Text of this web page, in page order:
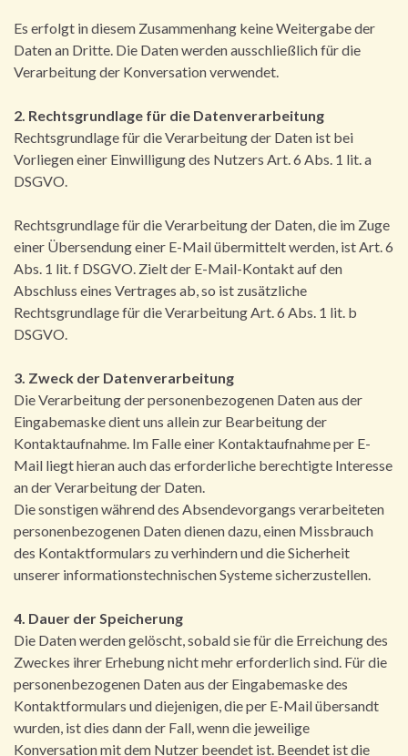
Es erfolgt in diesem Zusammenhang keine Weitergabe der
Daten an Dritte. Die Daten werden ausschließlich für die
Verarbeitung der Konversation verwendet.
2. Rechtsgrundlage für die Datenverarbeitung
Rechtsgrundlage für die Verarbeitung der Daten ist bei
Vorliegen einer Einwilligung des Nutzers Art. 6 Abs. 1 lit. a
DSGVO.
Rechtsgrundlage für die Verarbeitung der Daten, die im Zuge
einer Übersendung einer E-Mail übermittelt werden, ist Art. 6
Abs. 1 lit. f DSGVO. Zielt der E-Mail-Kontakt auf den
Abschluss eines Vertrages ab, so ist zusätzliche
Rechtsgrundlage für die Verarbeitung Art. 6 Abs. 1 lit. b
DSGVO.
3. Zweck der Datenverarbeitung
Die Verarbeitung der personenbezogenen Daten aus der
Eingabemaske dient uns allein zur Bearbeitung der
Kontaktaufnahme. Im Falle einer Kontaktaufnahme per E-
Mail liegt hieran auch das erforderliche berechtigte Interesse
an der Verarbeitung der Daten.
Die sonstigen während des Absendevorgangs verarbeiteten
personenbezogenen Daten dienen dazu, einen Missbrauch
des Kontaktformulars zu verhindern und die Sicherheit
unserer informationstechnischen Systeme sicherzustellen.
4. Dauer der Speicherung
Die Daten werden gelöscht, sobald sie für die Erreichung des
Zweckes ihrer Erhebung nicht mehr erforderlich sind. Für die
personenbezogenen Daten aus der Eingabemaske des
Kontaktformulars und diejenigen, die per E-Mail übersandt
wurden, ist dies dann der Fall, wenn die jeweilige
Konversation mit dem Nutzer beendet ist. Beendet ist die